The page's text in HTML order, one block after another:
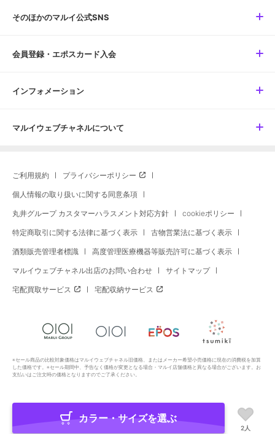
そのほかのマルイ公式SNS
会員登録・エポスカード入会
インフォメーション
マルイウェブチャネルについて
ご利用規約 プライバシーポリシー
個人情報の取り扱いに関する同意条項
丸井グループ カスタマーハラスメント対応方針 cookieポリシー
特定商取引に関する法律に基づく表示 古物営業法に基づく表示
酒類販売管理者標識 高度管理医療機器等販売許可に基づく表示
マルイウェブチャネル出店のお問い合わせ サイトマップ
宅配買取サービス 宅配収納サービス
※セール商品の比較対象価格はマルイウェブチャネル旧価格、またはメーカー希望小売価格に現在の消費税を加算
した価格です。※セール期間中、予告なく価格が変更となる場合・マルイ店舗価格と異なる場合がございます。お
支払いはご注文時の価格となりますのでご了承ください。
Copyright All Rights Reserved. MARUI Co., Ltd
カラー・サイズを選ぶ
2人